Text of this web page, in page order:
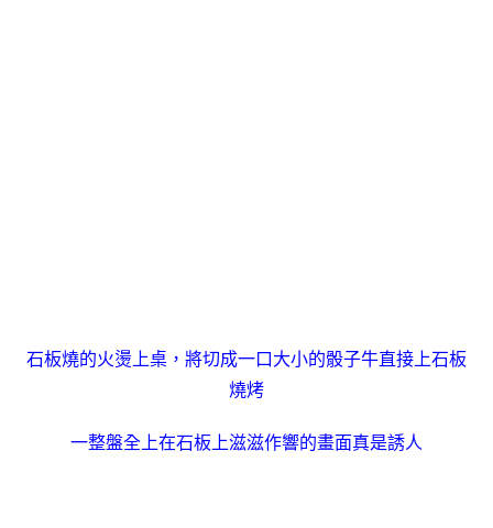
石板燒的火燙上桌，將切成一口大小的骰子牛直接上石板
燒烤
一整盤全上在石板上滋滋作響的畫面真是誘人